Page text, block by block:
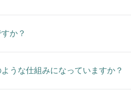
か？
うな仕組みになっていますか？